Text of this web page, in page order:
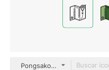
PongsakornRed Lineal